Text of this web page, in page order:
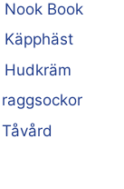
Nook Book
Käpphäst
Hudkräm
raggsockor
Tåvård